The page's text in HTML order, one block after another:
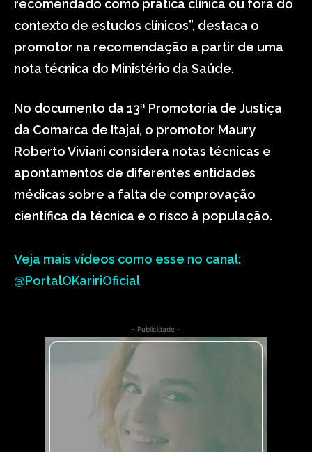
recomendado como prática clínica ou fora do
contexto de estudos clínicos”, destaca o
promotor na recomendação a partir de uma
nota técnica do Ministério da Saúde.
No documento da 13ª Promotoria de Justiça
da Comarca de Itajaí, o promotor Maury
Roberto Viviani considera notas técnicas e
apontamentos de diferentes entidades
médicas sobre a falta de comprovação
científica da técnica e o risco à população.
Veja mais vídeos como esse no canal:
@PortalOKaririOficial
- Publicidade -